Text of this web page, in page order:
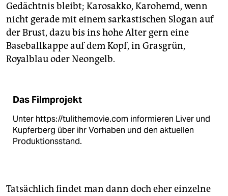
Gedächtnis bleibt; Karo­sakko, Karohemd, wenn
nicht gerade mit einem sarkastischen Slogan auf
der Brust, dazu bis ins hohe Alter gern eine
Baseballkappe auf dem Kopf, in Grasgrün,
Royalblau oder Neongelb.
Das Filmprojekt
Unter https://tulithemovie.com informieren Liver und
Kupferberg über ihr Vorhaben und den aktuellen
Produktionsstand.
Tatsächlich findet man dann doch eher einzelne